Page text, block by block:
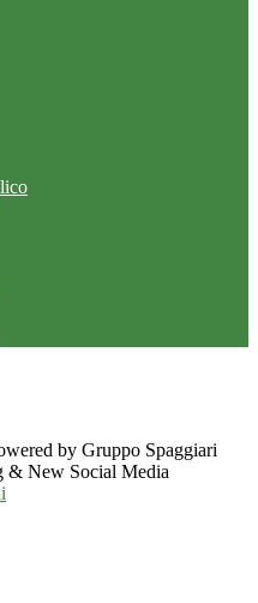
by Gruppo Spaggiari
& New Social Media